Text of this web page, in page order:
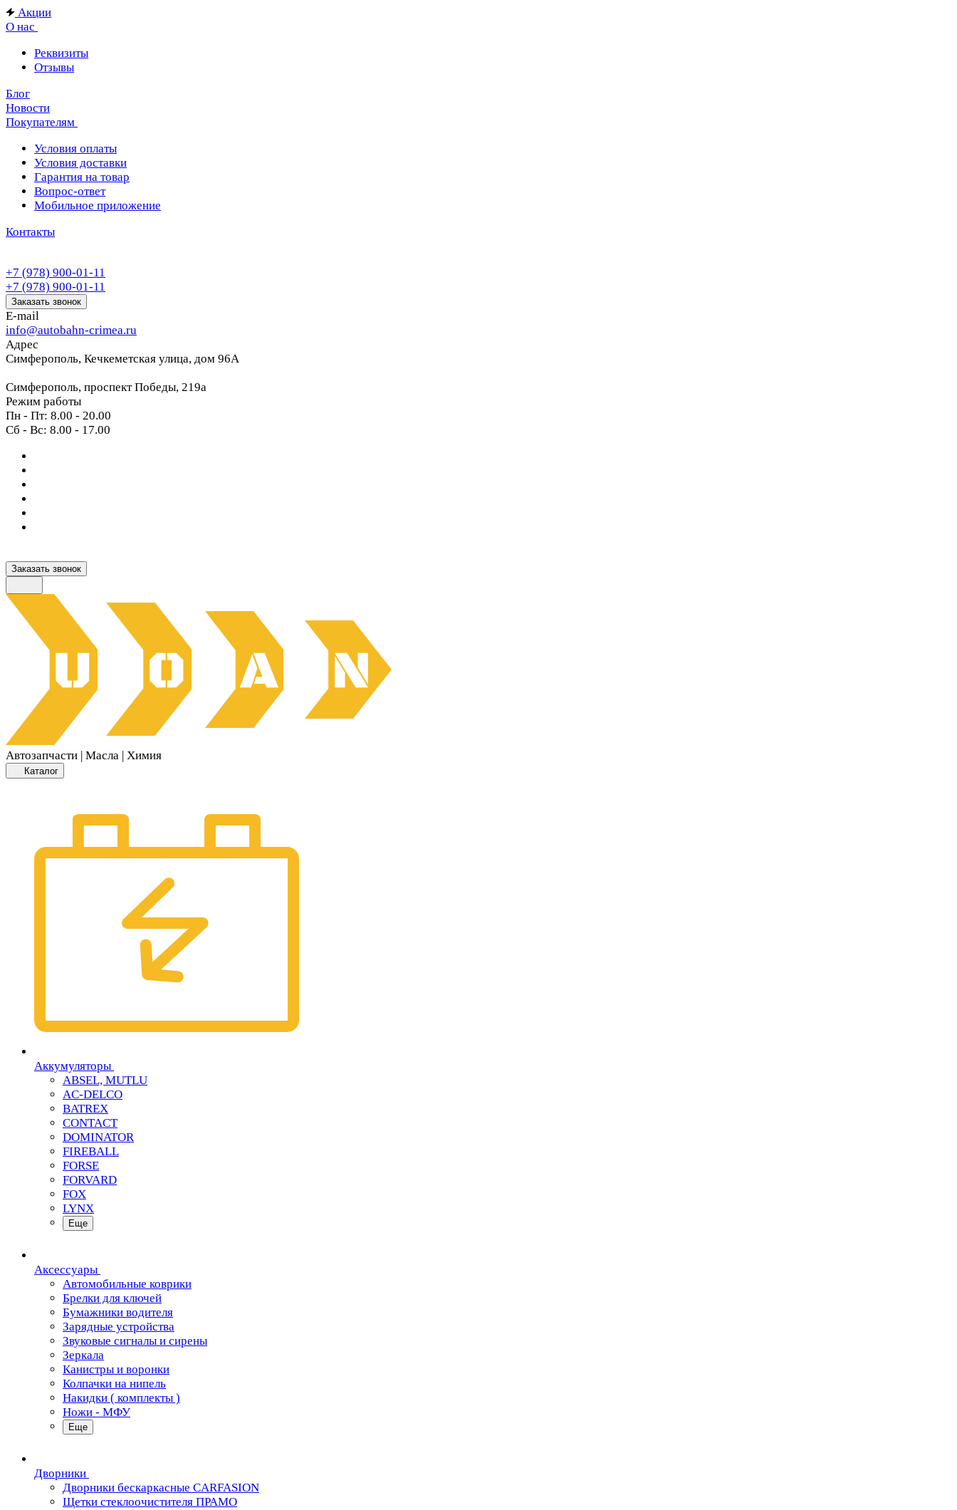
Акции
О нас
Реквизиты
Отзывы
Блог
Новости
Покупателям
Условия оплаты
Условия доставки
Гарантия на товар
Вопрос-ответ
Мобильное приложение
Контакты
+7 (978) 900-01-11
+7 (978) 900-01-11
Заказать звонок
E-mail
info@autobahn-crimea.ru
Адрес
Симферополь, Кечкеметская улица, дом 96А
Симферополь, проспект Победы, 219а
Режим работы
Пн - Пт: 8.00 - 20.00
Сб - Вс: 8.00 - 17.00
Заказать звонок
Автозапчасти | Масла | Химия
Каталог
Аккумуляторы
ABSEL, MUTLU
AC-DELCO
BATREX
CONTACT
DOMINATOR
FIREBALL
FORSE
FORVARD
FOX
LYNX
Еще
Аксессуары
Автомобильные коврики
Брелки для ключей
Бумажники водителя
Зарядные устройства
Звуковые сигналы и сирены
Зеркала
Канистры и воронки
Колпачки на нипель
Накидки ( комплекты )
Ножи - МФУ
Еще
Дворники
Дворники бескаркасные CARFASION
Щетки стеклоочистителя ПРАМО